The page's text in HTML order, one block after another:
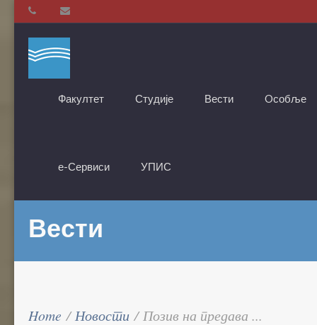
Факултет Студије Вести Oсобље
е-Сервиси УПИС
Вести
Home /Новости / Позив на предава ...